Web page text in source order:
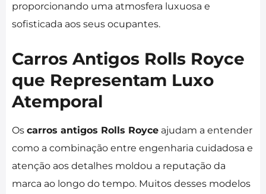
proporcionando uma atmosfera luxuosa e
sofisticada aos seus ocupantes.
Carros Antigos Rolls Royce
que Representam Luxo
Atemporal
Os carros antigos Rolls Royce ajudam a entender
como a combinação entre engenharia cuidadosa e
atenção aos detalhes moldou a reputação da
marca ao longo do tempo. Muitos desses modelos